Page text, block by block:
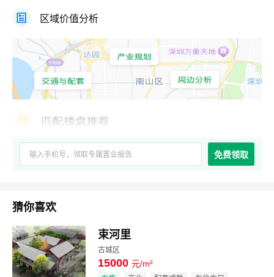
区域价值分析
免费领取
猜你喜欢
效果图
束河里
古城区
15000 元/m²